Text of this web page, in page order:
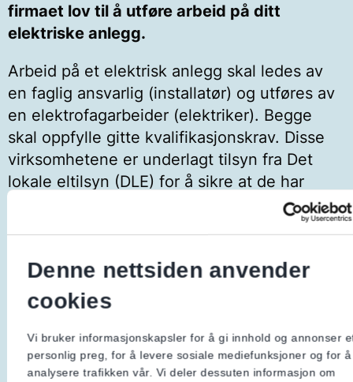
Denne nettsiden anvender
cookies
Vi bruker informasjonskapsler for å gi innhold og annonser
personlig preg, for å levere sosiale mediefunksjoner og for å
analysere trafikken vår. Vi deler dessuten informasjon om
firmaet lov til å utføre arbeid på ditt
elektriske anlegg.
​Arbeid på et elektrisk anlegg skal ledes av
en faglig ansvarlig (installatør) og utføres av
en elektrofagarbeider (elektriker). Begge
skal oppfylle gitte kvalifikasjonskrav. Disse
virksomhetene er underlagt tilsyn fra Det
lokale eltilsyn (DLE) for å sikre at de har
nødvendig kompetanse og rutiner for å
Det er din plikt som eier av
du bruker er registrert i DSBs
register.
Gå til Elvirksomhetsregisteret